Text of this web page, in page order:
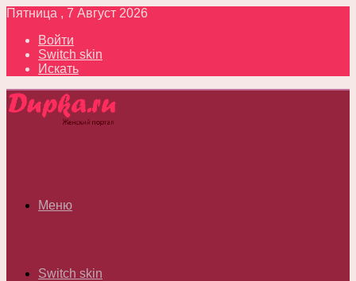
Пятница , 7 Август 2026
Войти
Switch skin
Искать
Меню
Switch skin